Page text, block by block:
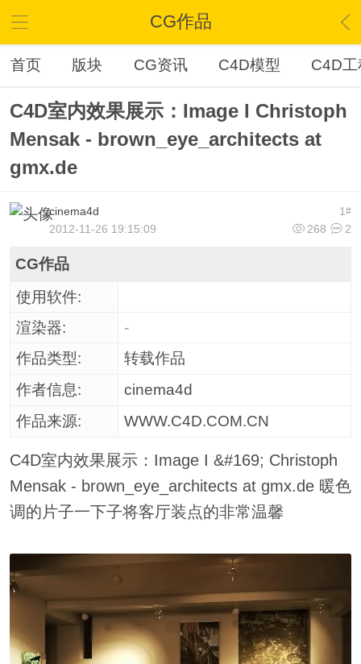
CG作品
首页 版块 CG资讯 C4D模型 C4D工
C4D室内效果展示：Image I Christoph
Mensak - brown_eye_architects at
gmx.de
1#
cinema4d
268
2
2012-11-26 19:15:09
CG作品
使用软件:
渲染器:
-
作品类型:
转载作品
作者信息:
cinema4d
作品来源:
WWW.C4D.COM.CN
C4D室内效果展示：Image I &#169; Christoph
Mensak - brown_eye_architects at gmx.de 暖色
调的片子一下子将客厅装点的非常温馨